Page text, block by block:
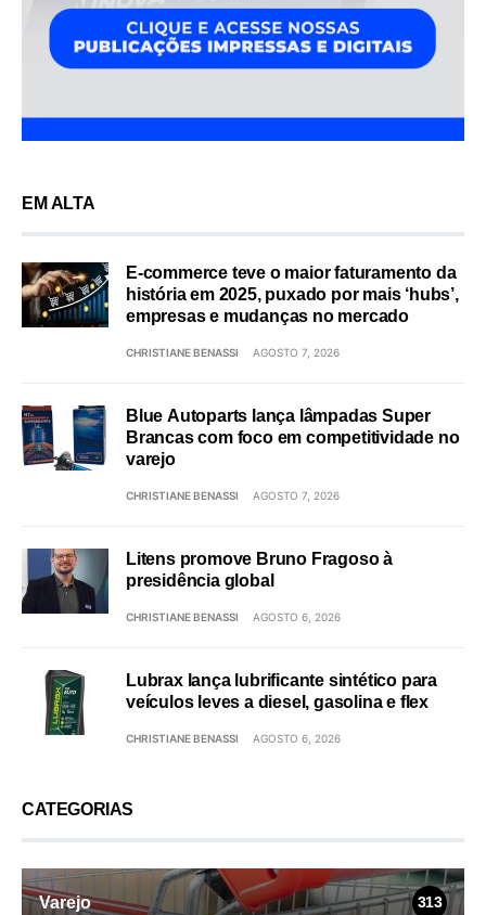
EM ALTA
E-commerce teve o maior faturamento da
história em 2025, puxado por mais ‘hubs’,
empresas e mudanças no mercado
CHRISTIANE BENASSI AGOSTO 7, 2026
Blue Autoparts lança lâmpadas Super
Brancas com foco em competitividade no
varejo
CHRISTIANE BENASSI AGOSTO 7, 2026
Litens promove Bruno Fragoso à
presidência global
CHRISTIANE BENASSI AGOSTO 6, 2026
Lubrax lança lubrificante sintético para
veículos leves a diesel, gasolina e flex
CHRISTIANE BENASSI AGOSTO 6, 2026
CATEGORIAS
Varejo 313